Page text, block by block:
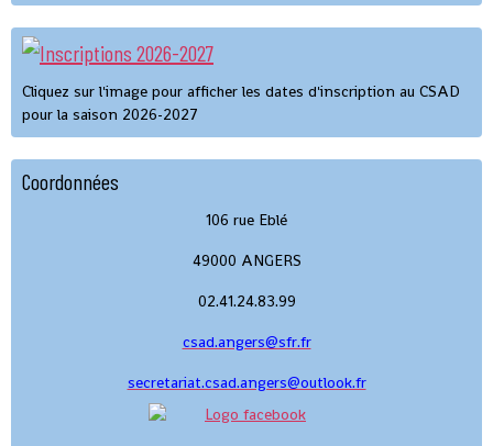
Cliquez sur l'image pour afficher les dates d'inscription au CSAD
pour la saison 2026-2027
Coordonnées
106 rue Eblé
49000 ANGERS
02.41.24.83.99
csad.angers@sfr.fr
secretariat.csad.angers@outlook.fr